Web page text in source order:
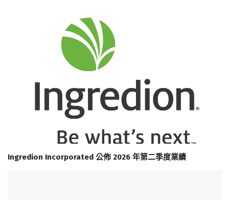
Ingredion Incorporated 公佈 2026 年第二季度業績